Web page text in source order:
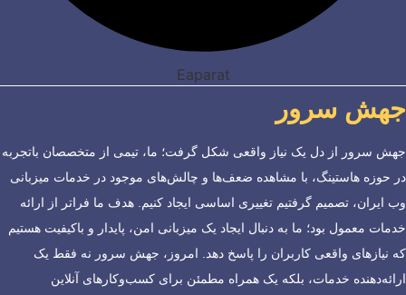
Eaparat
جهش سرور
جهش سرور از دل یک نیاز واقعی شکل گرفت؛ ما، تیمی از متخصصان باتجربه
در حوزه هاستینگ، با مشاهده ضعف‌ها و چالش‌های موجود در خدمات میزبانی
وب ایران، تصمیم گرفتیم تغییری اساسی ایجاد کنیم. هدف ما فراتر از ارائه
خدمات معمول بود؛ ما به دنبال ایجاد یک میزبانی امن، پایدار و باکیفیت هستیم
که نیازهای واقعی کاربران را پاسخ دهد. امروز، جهش سرور نه فقط یک
ارائه‌دهنده خدمات، بلکه یک همراه مطمئن برای کسب‌وکارهای آنلاین